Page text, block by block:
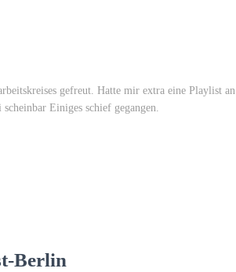
gefreut. Hatte mir extra eine Playlist an
Einiges schief gegangen.
Berlin